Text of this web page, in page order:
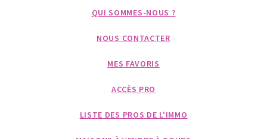
QUI SOMMES-NOUS ?
NOUS CONTACTER
MES FAVORIS
ACCÈS PRO
LISTE DES PROS DE L'IMMO